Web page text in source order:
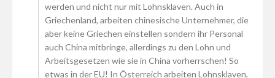
werden und nicht nur mit Lohnsklaven. Auch in
Griechenland, arbeiten chinesische Unternehmer, die
aber keine Griechen einstellen sondern ihr Personal
auch China mitbringe, allerdings zu den Lohn und
Arbeitsgesetzen wie sie in China vorherrschen! So
etwas in der EU! In Österreich arbeiten Lohnsklaven,